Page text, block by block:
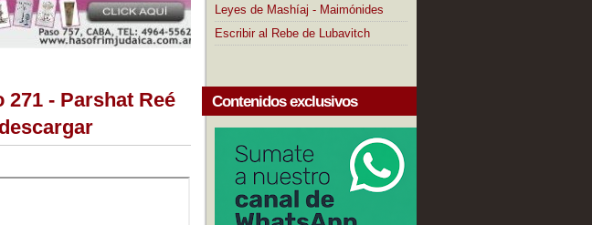
- Parshat Reé
Leyes de Mashíaj - Maimónides
Escribir al Rebe de Lubavitch
Contenidos exclusivos